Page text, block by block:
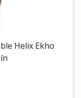
Helix Ekho